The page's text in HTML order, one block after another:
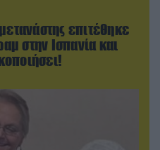
επιτέθηκε
στην Ισπανία και